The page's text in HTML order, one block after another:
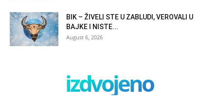
BIK – ŽIVELI STE U ZABLUDI, VEROVALI U
BAJKE I NISTE...
August 6, 2026
izdvojeno